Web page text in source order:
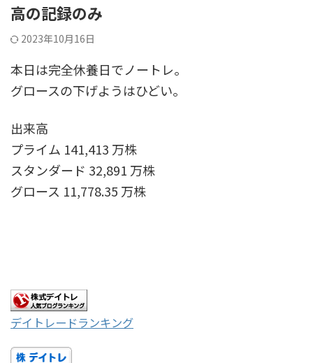
高の記録のみ
2023年10月16日
本日は完全休養日でノートレ。
グロースの下げようはひどい。
出来高
プライム 141,413 万株
スタンダード 32,891 万株
グロース 11,778.35 万株
デイトレードランキング